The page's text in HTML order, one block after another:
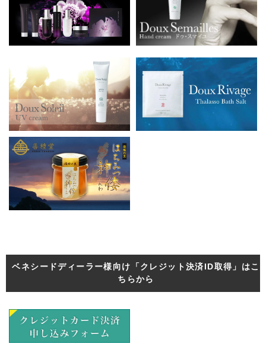
ベネシードディーラー様向け「クレジット決済ID取得」はこ
ちらから